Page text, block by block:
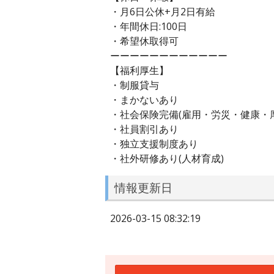
・月6日公休+月2日有給
・年間休日:100日
・希望休取得可
ーーーーーーーーーーーー
【福利厚生】
・制服貸与
・まかないあり
・社会保険完備(雇用・労災・健康・
・社員割引あり
・独立支援制度あり
・社外研修あり(人材育成)
情報更新日
2026-03-15 08:32:19